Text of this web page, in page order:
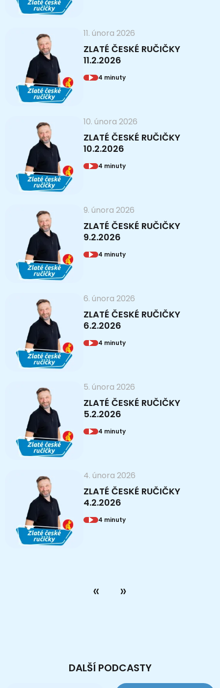
11. února 2026
ZLATÉ ČESKÉ RUČIČKY
11.2.2026
4 minuty
10. února 2026
ZLATÉ ČESKÉ RUČIČKY
10.2.2026
4 minuty
9. února 2026
ZLATÉ ČESKÉ RUČIČKY
9.2.2026
4 minuty
6. února 2026
ZLATÉ ČESKÉ RUČIČKY
6.2.2026
4 minuty
5. února 2026
ZLATÉ ČESKÉ RUČIČKY
5.2.2026
4 minuty
4. února 2026
ZLATÉ ČESKÉ RUČIČKY
4.2.2026
4 minuty
DALŠÍ PODCASTY